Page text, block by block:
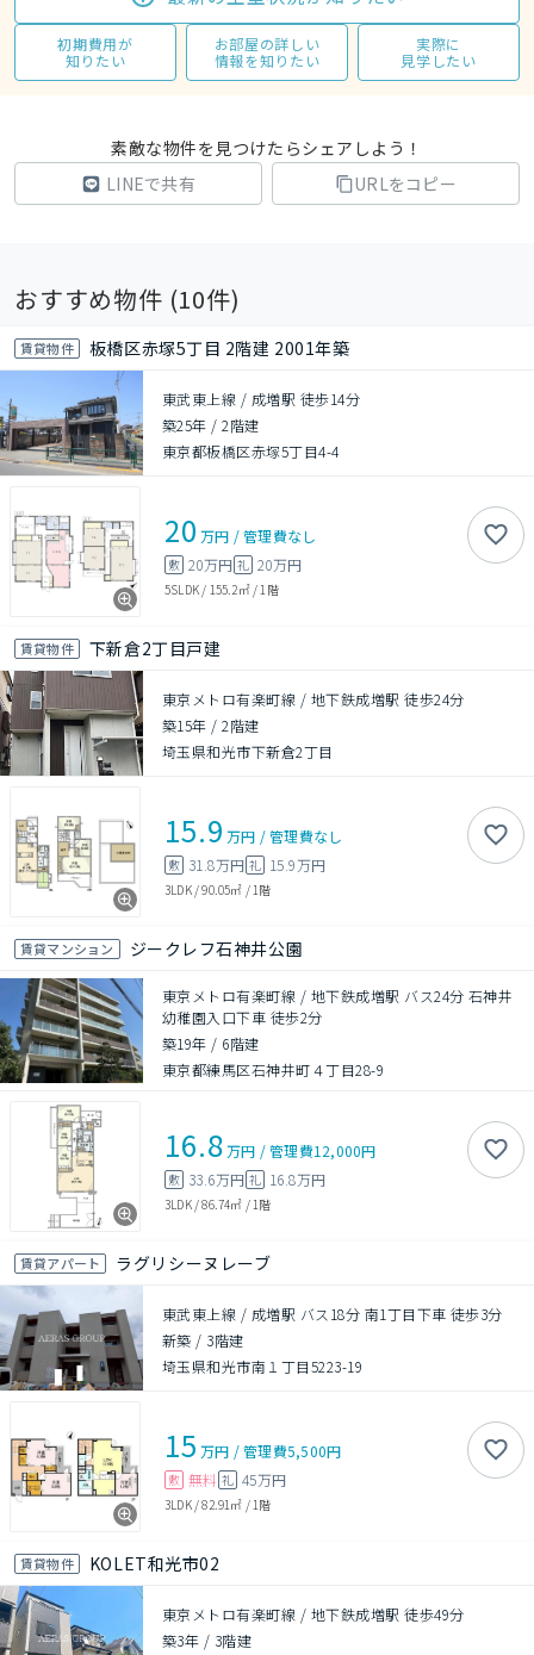
初期費用が
知りたい
お部屋の詳しい
情報を知りたい
実際に
見学したい
素敵な物件を見つけたらシェアしよう！
LINEで共有
URLをコピー
おすすめ物件 (10件)
賃貸物件 板橋区赤塚5丁目 2階建 2001年築
東武東上線 / 成増駅 徒歩14分
築25年 /2階建
東京都板橋区赤塚5丁目4-4
20 万円 /管理費なし
敷 20万円 礼 20万円
5SLDK / 155.2㎡/ 1階
賃貸物件 下新倉2丁目戸建
東京メトロ有楽町線 / 地下鉄成増駅 徒歩24分
築15年 /2階建
埼玉県和光市下新倉2丁目
15.9 万円 /管理費なし
敷 31.8万円 礼 15.9万円
3LDK/90.05㎡ / 1階
賃貸マンション ジークレフ石神井公園
東京メトロ有楽町線 / 地下鉄成増駅 バス24分 石神井
幼稚園入口下車 徒歩2分
築19年 / 6階建
東京都練馬区石神井町４丁目28-9
16.8万円 /管理費12,000円
敷 33.6万円 礼 16.8万円
3LDK/86.74㎡ / 1階
賃貸アパート ラグリシーヌレーブ
東武東上線 / 成増駅 バス18分 南1丁目下車 徒歩3分
新築 / 3階建
埼玉県和光市南１丁目5223-19
15 万円 /管理費5,500円
敷 無料 礼 45万円
3LDK/82.91㎡ / 1階
賃貸物件 KOLET和光市02
東京メトロ有楽町線 / 地下鉄成増駅 徒歩49分
築3年 / 3階建